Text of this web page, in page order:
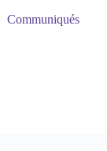
Communiqués